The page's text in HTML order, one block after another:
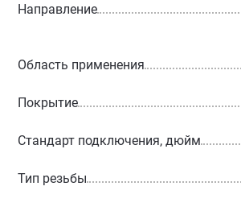
Направление
Область применения
Покрытие
Стандарт подключения, дюйм
Тип резьбы